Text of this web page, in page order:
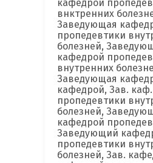
кафедрой
внктренних
Заведующая
пропедевтики
болезней,
кафедрой
внутренних
Заведующая
кафедрой, Зав. каф.
пропедевтики
болезней,
кафедрой
Заведующий
пропедевтики
болезней, Зав.